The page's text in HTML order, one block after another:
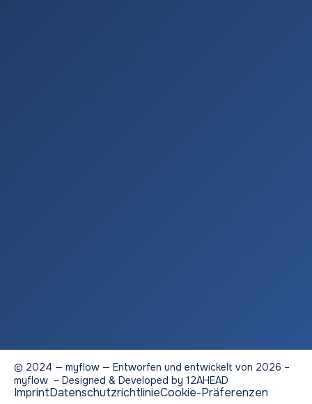
© 2024 — myflow — Entworfen und entwickelt von 2026 –
myflow – Designed & Developed by 12AHEAD
ImprintDatenschutzrichtlinieCookie-Präferenzen